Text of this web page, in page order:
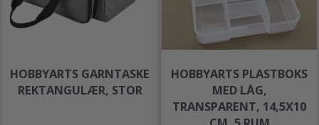
HOBBYARTS GARNTASKE
REKTANGULÆR, STOR
HOBBYARTS PLASTBOKS
MED LÅG,
TRANSPARENT, 14,5X10